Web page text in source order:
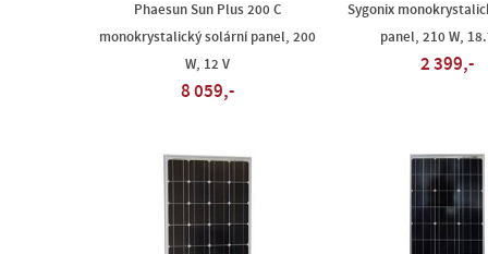
Phaesun Sun Plus 200 C
monokrystalický solární panel, 200
W, 12 V
8 059,-
Sygonix
panel, 210 W,
2 399,-